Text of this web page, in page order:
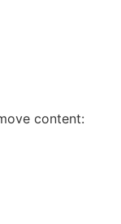
content: